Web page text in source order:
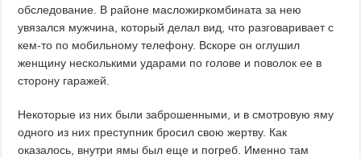
обследование. В районе масложиркомбината за нею
увязался мужчина, который делал вид, что разговаривает с
кем-то по мобильному телефону. Вскоре он оглушил
женщину несколькими ударами по голове и поволок ее в
сторону гаражей.
Некоторые из них были заброшенными, и в смотровую яму
одного из них преступник бросил свою жертву. Как
оказалось, внутри ямы был еще и погреб. Именно там